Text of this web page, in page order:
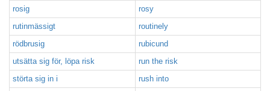
rosig
rosy
rutinmässigt
routinely
rödbrusig
rubicund
utsätta sig för, löpa risk
run the risk
störta sig in i
rush into